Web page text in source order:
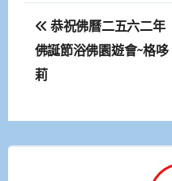
文
章
導
覽
恭祝佛曆二五六二年
佛誕節浴佛園遊會~格哆
莉